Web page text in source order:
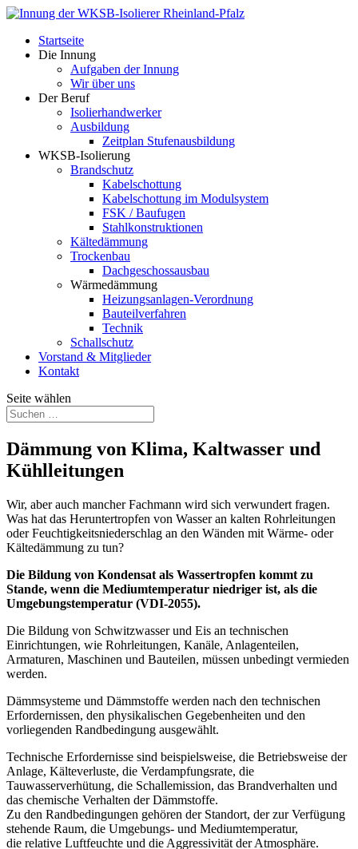
Startseite
Die Innung
Aufgaben der Innung
Wir über uns
Der Beruf
Isolierhandwerker
Ausbildung
Zeitplan Stufenausbildung
WKSB-Isolierung
Brandschutz
Kabelschottung
Kabelschottung im Modulsystem
FSK / Baufugen
Stahlkonstruktionen
Kältedämmung
Trockenbau
Dachgeschossausbau
Wärmedämmung
Heizungsanlagen-Verordnung
Bauteilverfahren
Technik
Schallschutz
Vorstand & Mitglieder
Kontakt
Seite wählen
Dämmung von Klima, Kaltwasser und
Kühlleitungen
Wir, aber auch mancher Fachmann wird sich verwundert fragen.
Was hat das Heruntertropfen von Wasser an kalten Rohrleitungen
oder Feuchtigkeitsniederschlag an den Wänden mit Wärme- oder
Kältedämmung zu tun?
Die Bildung von Kondensat als Wassertropfen kommt zu
Stande, wenn die Mediumtemperatur niedriger ist, als die
Umgebungstemperatur (VDI-2055).
Die Bildung von Schwitzwasser und Eis an technischen
Einrichtungen, wie Rohrleitungen, Kanäle, Anlagenteilen,
Armaturen, Maschinen und Bauteilen, müssen unbedingt vermieden
werden.
Dämmsysteme und Dämmstoffe werden nach den technischen
Erfordernissen, den physikalischen Gegebenheiten und den
vorliegenden Randbedingung ausgewählt.
Technische Erfordernisse sind beispielsweise, die Betriebsweise der
Anlage, Kälteverluste, die Verdampfungsrate, die
Tauwasserverhütung, die Schallemission, das Brandverhalten und
das chemische Verhalten der Dämmstoffe.
Zu den Randbedingungen gehören der Standort, der zur Verfügung
stehende Raum, die Umgebungs- und Mediumtemperatur,
die relative Luftfeuchte und die Aggressivität der Atmosphäre.